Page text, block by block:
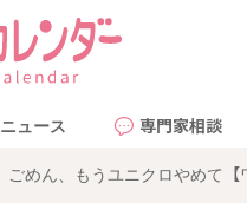
ニュース 専門家相談
ごめん、もうユニクロやめて